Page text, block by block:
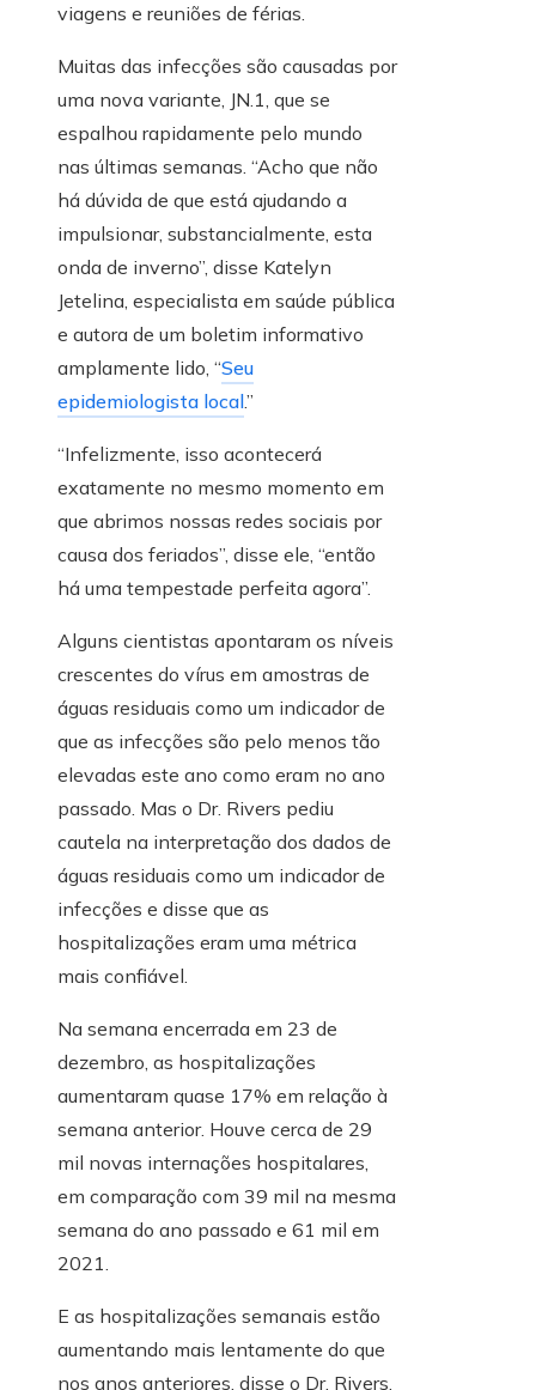
viagens e reuniões de férias.
Muitas das infecções são causadas por
uma nova variante, JN.1, que se
espalhou rapidamente pelo mundo
nas últimas semanas. “Acho que não
há dúvida de que está ajudando a
impulsionar, substancialmente, esta
onda de inverno”, disse Katelyn
Jetelina, especialista em saúde pública
e autora de um boletim informativo
amplamente lido, “Seu
epidemiologista local.”
“Infelizmente, isso acontecerá
exatamente no mesmo momento em
que abrimos nossas redes sociais por
causa dos feriados”, disse ele, “então
há uma tempestade perfeita agora”.
Alguns cientistas apontaram os níveis
crescentes do vírus em amostras de
águas residuais como um indicador de
que as infecções são pelo menos tão
elevadas este ano como eram no ano
passado. Mas o Dr. Rivers pediu
cautela na interpretação dos dados de
águas residuais como um indicador de
infecções e disse que as
hospitalizações eram uma métrica
mais confiável.
Na semana encerrada em 23 de
dezembro, as hospitalizações
aumentaram quase 17% em relação à
semana anterior. Houve cerca de 29
mil novas internações hospitalares,
em comparação com 39 mil na mesma
semana do ano passado e 61 mil em
2021.
E as hospitalizações semanais estão
aumentando mais lentamente do que
nos anos anteriores, disse o Dr. Rivers.